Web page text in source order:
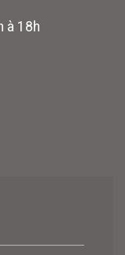
à 18h